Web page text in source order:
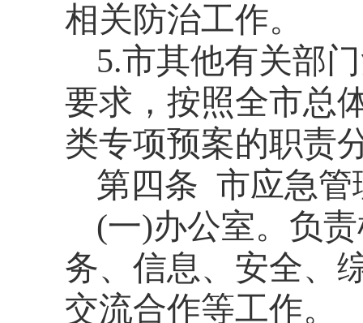
相关防治工作。
5.市其他有关部
要求，按照全市总
类专项预案的职责
第四条 市应急管
(一)办公室。负
务、信息、安全、
交流合作等工作。